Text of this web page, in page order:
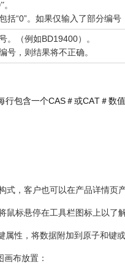
。
括“0”。如果仅输入了部分编号
。（例如BD19400）。
号，则结果将不正确。
行包含一个CAS ＃或CAT ＃数
式，客户也可以在产品详情页
标悬停在工具栏图标上以了
性，将数据附加到原子和键
布放置：